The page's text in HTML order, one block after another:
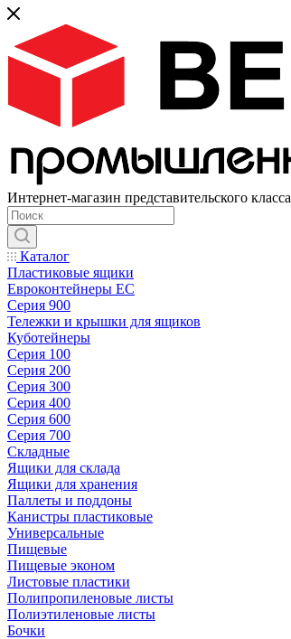
Интернет-магазин представительского класса
Каталог
Пластиковые ящики
Евроконтейнеры ЕС
Серия 900
Тележки и крышки для ящиков
Куботейнеры
Серия 100
Серия 200
Серия 300
Серия 400
Серия 600
Серия 700
Складные
Ящики для склада
Ящики для хранения
Паллеты и поддоны
Канистры пластиковые
Универсальные
Пищевые
Пищевые эконом
Листовые пластики
Полипропиленовые листы
Полиэтиленовые листы
Бочки